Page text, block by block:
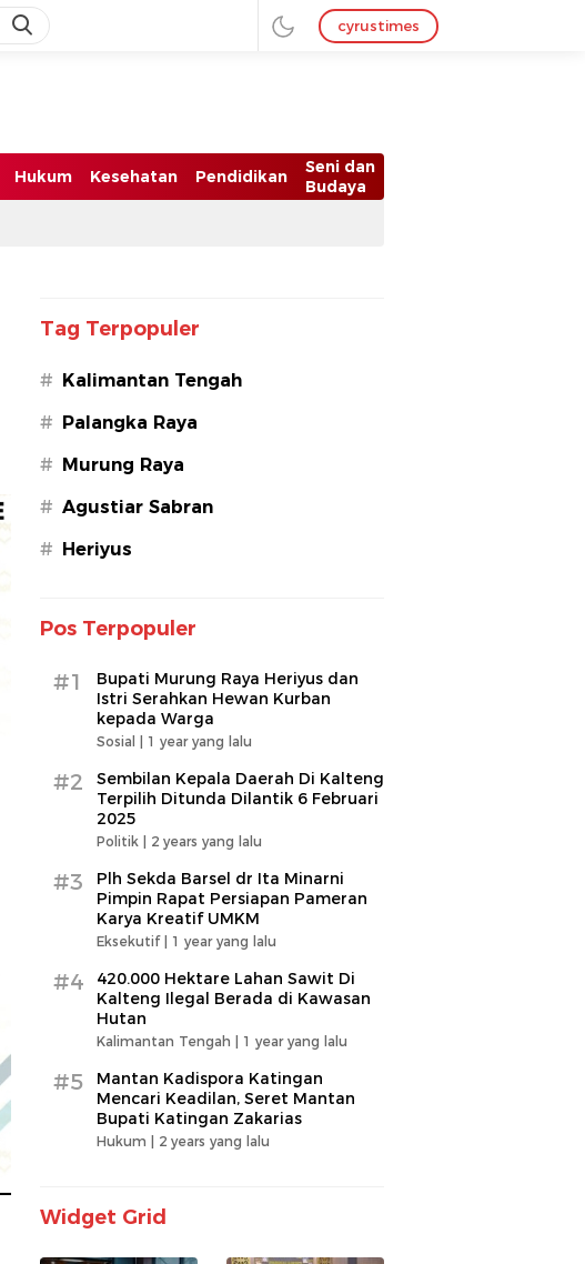
cyrustimes
Hukum Kesehatan Pendidikan
Seni dan
Budaya
Tag Terpopuler
# Kalimantan Tengah
# Palangka Raya
# Murung Raya
# Agustiar Sabran
# Heriyus
Pos Terpopuler
#1
Bupati Murung Raya Heriyus dan
Istri Serahkan Hewan Kurban
kepada Warga
Sosial | 1 year yang lalu
#2
Sembilan Kepala Daerah Di Kalteng
Terpilih Ditunda Dilantik 6 Februari
2025
Politik | 2 years yang lalu
#3
Plh Sekda Barsel dr Ita Minarni
Pimpin Rapat Persiapan Pameran
Karya Kreatif UMKM
Eksekutif | 1 year yang lalu
#4
420.000 Hektare Lahan Sawit Di
Kalteng Ilegal Berada di Kawasan
Hutan
Kalimantan Tengah | 1 year yang lalu
#5
Mantan Kadispora Katingan
Mencari Keadilan, Seret Mantan
Bupati Katingan Zakarias
Hukum | 2 years yang lalu
Widget Grid